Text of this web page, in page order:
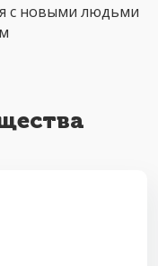
с новыми людьми